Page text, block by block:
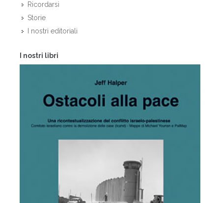
Ricordarsi
Storie
I nostri editoriali
I nostri libri